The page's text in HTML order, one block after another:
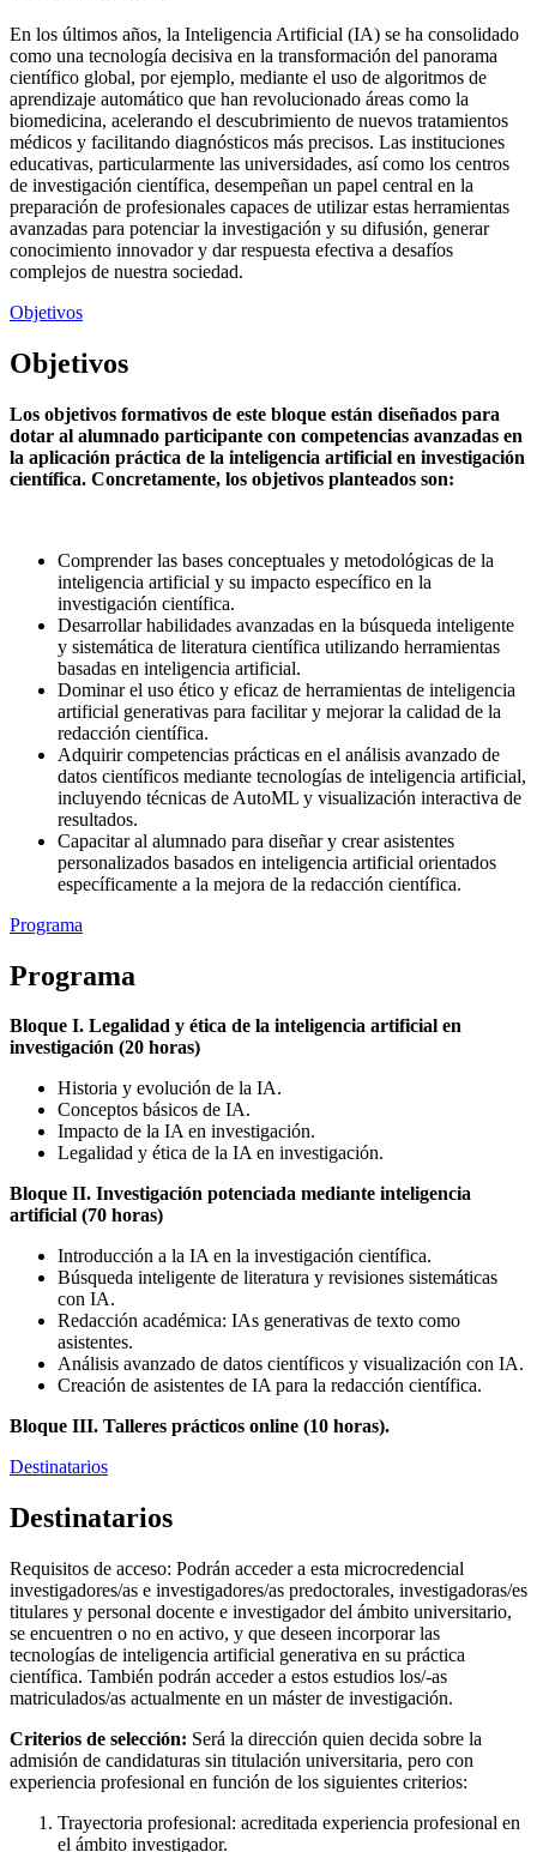
En los últimos años, la Inteligencia Artificial (IA) se ha consolidado
como una tecnología decisiva en la transformación del panorama
científico global, por ejemplo, mediante el uso de algoritmos de
aprendizaje automático que han revolucionado áreas como la
biomedicina, acelerando el descubrimiento de nuevos tratamientos
médicos y facilitando diagnósticos más precisos. Las instituciones
educativas, particularmente las universidades, así como los centros
de investigación científica, desempeñan un papel central en la
preparación de profesionales capaces de utilizar estas herramientas
avanzadas para potenciar la investigación y su difusión, generar
conocimiento innovador y dar respuesta efectiva a desafíos
complejos de nuestra sociedad.
Objetivos
Objetivos
Los objetivos formativos de este bloque están diseñados para
dotar al alumnado participante con competencias avanzadas en
la aplicación práctica de la inteligencia artificial en investigación
científica. Concretamente, los objetivos planteados son:
Comprender las bases conceptuales y metodológicas de la
inteligencia artificial y su impacto específico en la
investigación científica.
Desarrollar habilidades avanzadas en la búsqueda inteligente
y sistemática de literatura científica utilizando herramientas
basadas en inteligencia artificial.
Dominar el uso ético y eficaz de herramientas de inteligencia
artificial generativas para facilitar y mejorar la calidad de la
redacción científica.
Adquirir competencias prácticas en el análisis avanzado de
datos científicos mediante tecnologías de inteligencia artificial,
incluyendo técnicas de AutoML y visualización interactiva de
resultados.
Capacitar al alumnado para diseñar y crear asistentes
personalizados basados en inteligencia artificial orientados
específicamente a la mejora de la redacción científica.
Programa
Programa
Bloque I. Legalidad y ética de la inteligencia artificial en
investigación (20 horas)
Historia y evolución de la IA.
Conceptos básicos de IA.
Impacto de la IA en investigación.
Legalidad y ética de la IA en investigación.
Bloque II. Investigación potenciada mediante inteligencia
artificial (70 horas)
Introducción a la IA en la investigación científica.
Búsqueda inteligente de literatura y revisiones sistemáticas
con IA.
Redacción académica: IAs generativas de texto como
asistentes.
Análisis avanzado de datos científicos y visualización con IA.
Creación de asistentes de IA para la redacción científica.
Bloque III. Talleres prácticos online (10 horas).
Destinatarios
Destinatarios
Requisitos de acceso: Podrán acceder a esta microcredencial
investigadores/as e investigadores/as predoctorales, investigadoras/es
titulares y personal docente e investigador del ámbito universitario,
se encuentren o no en activo, y que deseen incorporar las
tecnologías de inteligencia artificial generativa en su práctica
científica. También podrán acceder a estos estudios los/-as
matriculados/as actualmente en un máster de investigación.
Criterios de selección: Será la dirección quien decida sobre la
admisión de candidaturas sin titulación universitaria, pero con
experiencia profesional en función de los siguientes criterios:
Trayectoria profesional: acreditada experiencia profesional en
el ámbito investigador.